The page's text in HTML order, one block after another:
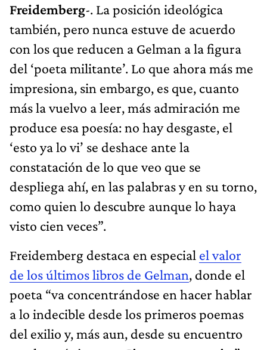
Freidemberg-. La posición ideológica
también, pero nunca estuve de acuerdo
con los que reducen a Gelman a la figura
del ‘poeta militante’. Lo que ahora más me
impresiona, sin embargo, es que, cuanto
más la vuelvo a leer, más admiración me
produce esa poesía: no hay desgaste, el
‘esto ya lo vi’ se deshace ante la
constatación de lo que veo que se
despliega ahí, en las palabras y en su torno,
como quien lo descubre aunque lo haya
visto cien veces”.
Freidemberg destaca en especial el valor
de los últimos libros de Gelman, donde el
poeta “va concentrándose en hacer hablar
a lo indecible desde los primeros poemas
del exilio y, más aun, desde su encuentro